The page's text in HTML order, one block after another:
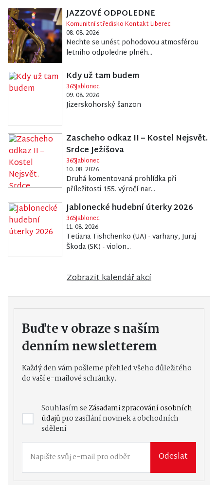
JAZZOVÉ ODPOLEDNE
Komunitní středisko Kontakt Liberec
08. 08. 2026
Nechte se unést pohodovou atmosférou
letního odpoledne plnéh...
Kdy už tam budem
365Jablonec
09. 08. 2026
Jizerskohorský šanzon
Zascheho odkaz II – Kostel Nejsvět.
Srdce Ježíšova
365Jablonec
10. 08. 2026
Druhá komentovaná prohlídka při
příležitosti 155. výročí nar...
Jablonecké hudební úterky 2026
365Jablonec
11. 08. 2026
Tetiana Tishchenko (UA) - varhany, Juraj
Škoda (SK) - violon...
Zobrazit kalendář akcí
Buďte v obraze s naším
denním newsletterem
Každý den vám pošleme přehled všeho důležitého
do vaší e-mailové schránky.
Souhlasím seZásadami zpracování osobních
údajůpro zasílání novinek a obchodních
sdělení
Odeslat